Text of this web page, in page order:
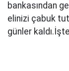
bankasından
elinizi çabuk
günler